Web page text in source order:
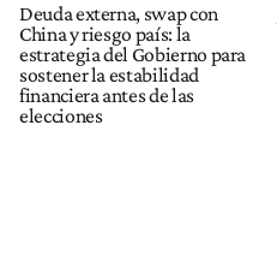
Deuda externa, swap con
China y riesgo país: la
estrategia del Gobierno para
sostener la estabilidad
financiera antes de las
elecciones